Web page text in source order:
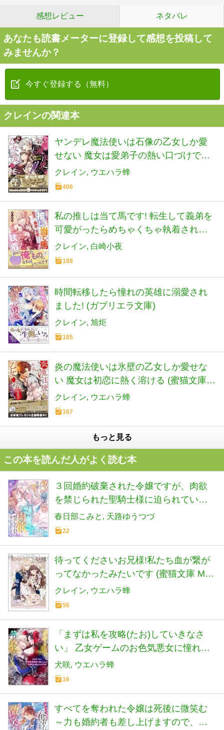
感想レビュー ネタバレ
あなたも読書メーターに登録して感想を投稿して
みませんか？
今すぐ登録する（無料）
クレインの関連本
ヤンデレ魔法使いは石像の乙女しか愛
せない 魔女は愛弟子の熱い口づけでと
ける (蜜猫文庫 84)
クレイン ウエハラ蜂
406
私の推しは当て馬です! 転生して義弟を
可愛がったらめちゃくちゃ執着されま
した (ガブリエラブックス)
クレイン 白崎小夜
188
時間転移したら憧れの英雄に溺愛され
ました! (ガブリエラ文庫)
クレイン 旭炬
185
炎の魔法使いは氷壁の乙女しか愛せな
い 魔女は初恋に熱く溶ける (蜜猫文庫
ML 108)
クレイン ウエハラ蜂
167
もっと見る
この本を読んだ人がよく読む本
３回婚約破棄された令嬢ですが、肉欲
を禁じられた聖騎士様に迫られていま
す (ソーニャ文庫)
春日部こみと 天路ゆうつづ
22
待ってくださいお兄様!私たち血が繋が
ってなかったみたいです (蜜猫文庫 ML
144)
クレイン ウエハラ蜂
56
「まずは私を攻略(たお)していきなさ
い」 乙女ゲームのお色気悪女に憧れて
いるのに黒幕義兄に阻まれるのはナゼ!?
(蜜猫F文庫 MF 035)
犬咲 ウエハラ蜂
16
すべてを奪われた令嬢は死後に微笑む
～力も婚約者も差し上げますので、私